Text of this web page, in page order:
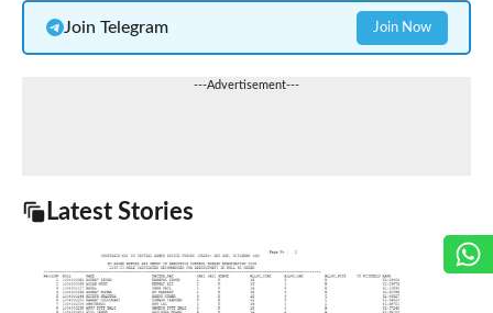
Join Telegram Join Now
---Advertisement---
Latest Stories